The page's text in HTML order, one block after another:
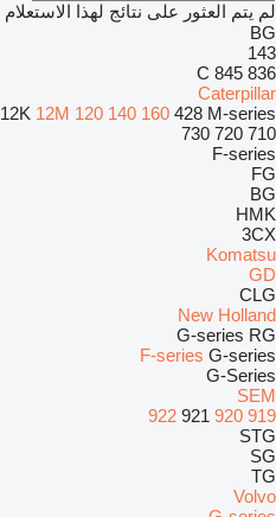
لم يتم العثور على نتائج لهذا الاستعلام
BG
143
836 C
845
Caterpillar
12K 12M 120 140 160 428 M-series
710
720
730
F-series
FG
BG
HMK
3CX
Komatsu
GD
CLG
New Holland
G-series RG
F-series G-series
G-Series
SEM
919
920
921
922
STG
SG
TG
Volvo